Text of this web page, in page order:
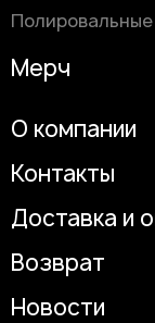
Мерч
О компании
Контакты
Доставка и
Возврат
Новости